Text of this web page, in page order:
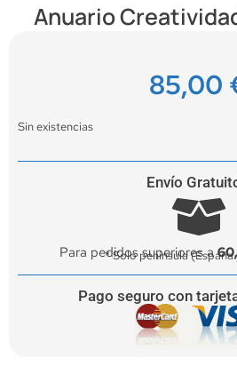
Anuario
85,00
Sin existencias
Envío
Para pedidos superiores a
* Solo península
Pago seguro con